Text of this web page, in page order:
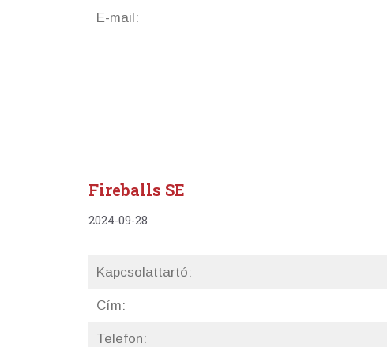
E-mail:
Fireballs SE
2024-09-28
Kapcsolattartó:
Cím:
Telefon: